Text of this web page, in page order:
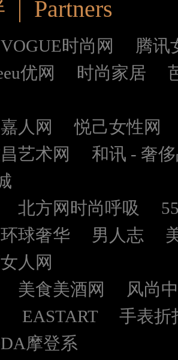
| Partners
VOGUE时尚网
腾讯
优网 时尚家居
嘉人网
悦己女性网
艺术网
和讯 - 奢
北方网时尚呼吸
环球奢华 男人志
人网
美食美酒网
风尚
EASTART
手表折
摩登系